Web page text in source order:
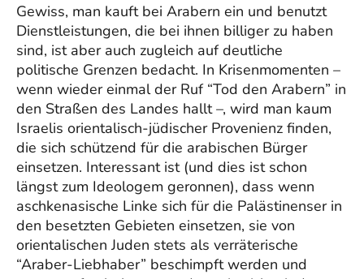
Gewiss, man kauft bei Arabern ein und benutzt
Dienstleistungen, die bei ihnen billiger zu haben
sind, ist aber auch zugleich auf deutliche
politische Grenzen bedacht. In Krisenmomenten –
wenn wieder einmal der Ruf “Tod den Arabern” in
den Straßen des Landes hallt –, wird man kaum
Israelis orientalisch-jüdischer Provenienz finden,
die sich schützend für die arabischen Bürger
einsetzen. Interessant ist (und dies ist schon
längst zum Ideologem geronnen), dass wenn
aschkenasische Linke sich für die Palästinenser in
den besetzten Gebieten einsetzen, sie von
orientalischen Juden stets als verräterische
“Araber-Liebhaber” beschimpft werden und